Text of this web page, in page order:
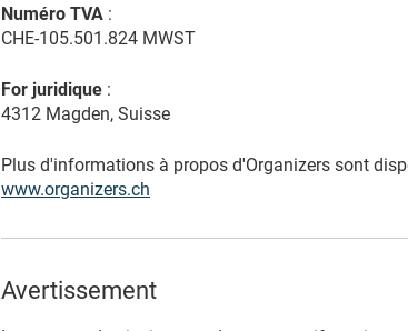
Numéro TVA :
CHE-105.501.824 MWST
For juridique :
4312 Magden, Suisse
Plus d'informations à propos d'Organizers sont
www.organizers.ch
Avertissement